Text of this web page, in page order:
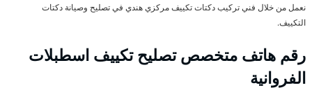
نعمل من خلال فني تركيب دكتات تكييف مركزي هندي في تصليح وصيانة دكتات
التكييف.
رقم هاتف متخصص تصليح تكييف اسطبلات
الفروانية